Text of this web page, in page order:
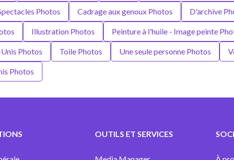
Photos Cadrage aux genoux Photos D'archive
Illustration Photos Peinture à l'huile - Image peinte
Photos Toile Photos Une seule personne Photos
Photos
OUTILS ET SERVICES